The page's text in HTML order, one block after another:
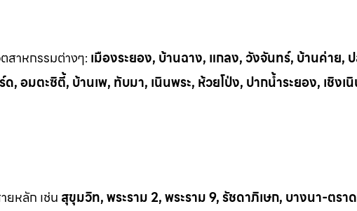
สาหกรรมต่างๆ: เมืองระยอง, บ้านฉาง, แกลง, วังจันทร์, บ้านค่าย,
, อมตะซิตี้, บ้านเพ, ทับมา, เนินพระ, หวยโป่ง, ปากน้ำระยอง, เชิงเ
ยหลัก เช่น สุขุมวิท, พระราม 2, พระราม 9, รัชดาภิเษก, บางนา-ตรา